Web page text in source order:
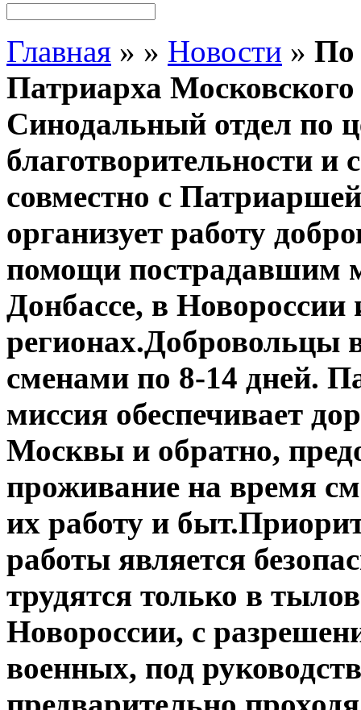
Главная » » Новости » По
Патриарха
Синодальный отдел по
благотворительности
совместно с
организует работу
помощи пострадавшим
Донбассе, в
регионах.Добровольцы
сменами по 8-14 дней.
миссия обеспечивает
Москвы и обратно,
проживание на время
их работу и
работы является
трудятся только в
Новороссии, с
военных, под